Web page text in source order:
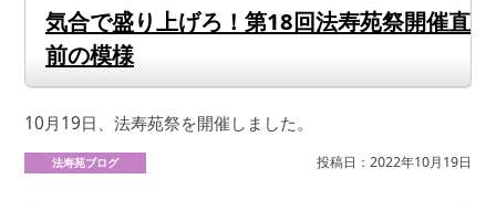
気合で盛り上げろ！第18回法寿苑祭開催直
前の模様
10月19日、法寿苑祭を開催しました。
法寿苑ブログ 投稿日：2022年10月19日